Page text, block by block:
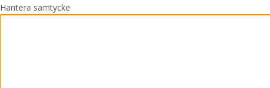
Hantera samtycke